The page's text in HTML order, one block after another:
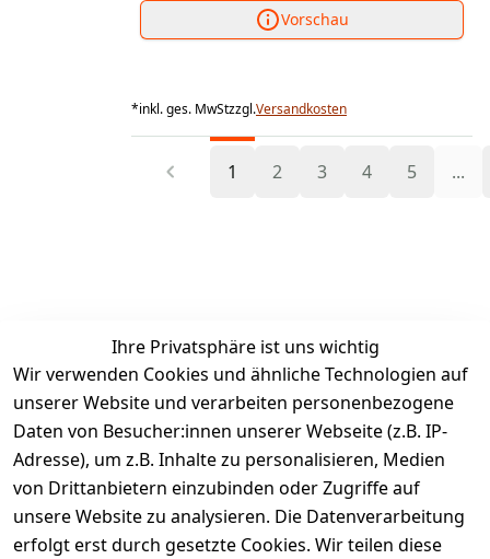
Vorschau
*inkl. ges. MwStzzgl.Versandkosten
1 2 3 4 5 ...
Ihre Privatsphäre ist uns wichtig
Wir verwenden Cookies und ähnliche Technologien auf
unserer Website und verarbeiten personenbezogene
Daten von Besucher:innen unserer Webseite (z.B. IP-
Adresse), um z.B. Inhalte zu personalisieren, Medien
von Drittanbietern einzubinden oder Zugriffe auf
unsere Website zu analysieren. Die Datenverarbeitung
erfolgt erst durch gesetzte Cookies. Wir teilen diese
Rechtliches
AGB
Services
Kontakt